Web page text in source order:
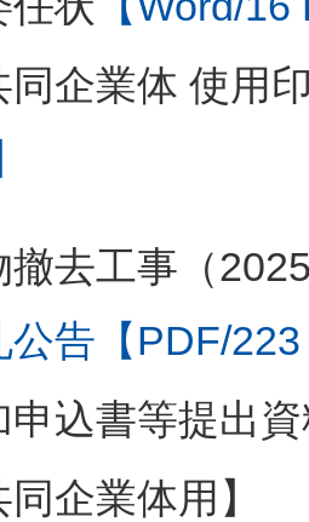
企業体 使用
撤去工事（
公告【PDF/
申込書等提出
同企業体用】